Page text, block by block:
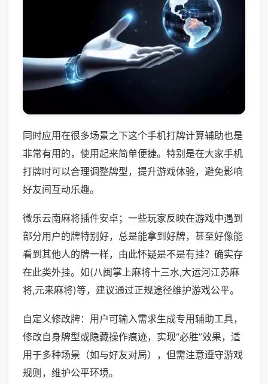
同时应用在很多场景之下这个手机打牌计算辅助也是
非常有用的，使用起来简单便捷。特别是在大家手机
打牌时可以合理调整牌型，提升游戏体验，避免影响
好友间互动乐趣。
微乐云南麻将插件安卓；一些玩家反映在游戏中遇到
部分用户的牌特别好，总是能拿到好牌，甚至好像能
看到其他人的牌一样，由此怀疑是不是有挂？确实存
在此类外挂。如(八闽掌上麻将十三水,大运河江苏麻
将,元来麻将)等，建议通过正规途径维护游戏公平。
自定义修改牌：用户可输入需求生成专用辅助工具，
修改自身牌型或隐藏操作痕迹，实现“必胜”效果，适
用于多种场景（如与好友对局），但需注意遵守游戏
规则，维护公平环境。